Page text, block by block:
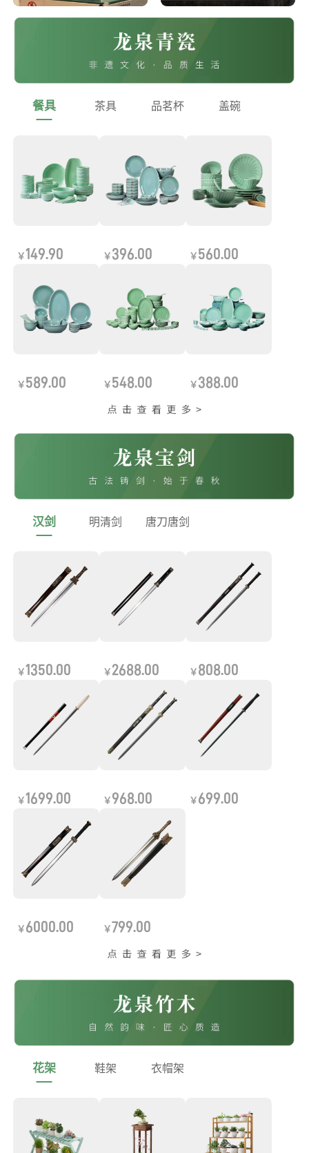
餐具 茶具 品茗杯 盖碗
￥149.90 ￥ 396.00 ￥ 560.00
￥ 589.00 ￥ 548.00 ￥ 388.00
汉剑 明清剑 唐刀唐剑
￥1350.00 ￥ 2688.00 ￥ 808.00
￥1699.00 ￥ 968.00 ￥ 699.00
￥ 6000.00 ￥799.00
花架 鞋架 衣帽架